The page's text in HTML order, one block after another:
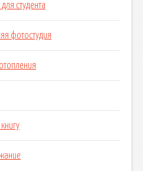
студента
фотостудия